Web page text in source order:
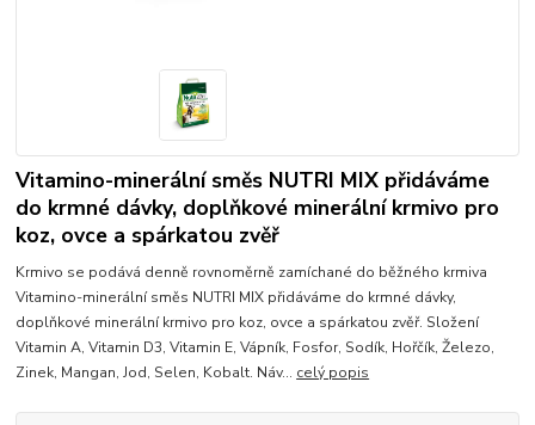
Vitamino-minerální směs NUTRI MIX přidáváme
do krmné dávky, doplňkové minerální krmivo pro
koz, ovce a spárkatou zvěř
Krmivo se podává denně rovnoměrně zamíchané do běžného krmiva
Vitamino-minerální směs NUTRI MIX přidáváme do krmné dávky,
doplňkové minerální krmivo pro koz, ovce a spárkatou zvěř. Složení
Vitamin A, Vitamin D3, Vitamin E, Vápník, Fosfor, Sodík, Hořčík, Železo,
Zinek, Mangan, Jod, Selen, Kobalt. Náv... celý popis